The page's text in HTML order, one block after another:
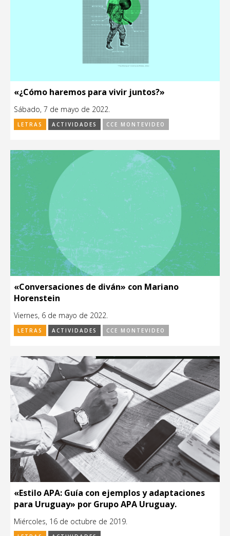
«¿Cómo haremos para vivir juntos?»
Sábado, 7 de mayo de 2022.
LETRAS ACTIVIDADES CCE MONTEVIDEO
«Conversaciones de diván» con Mariano
Horenstein
Viernes, 6 de mayo de 2022.
LETRAS ACTIVIDADES CCE MONTEVIDEO
«Estilo APA: Guía con ejemplos y adaptaciones
para Uruguay» por Grupo APA Uruguay.
Miércoles, 16 de octubre de 2019.